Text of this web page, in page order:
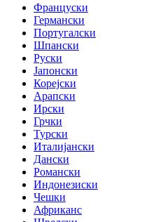
Француски
Германски
Португалски
Шпански
Руски
Јапонски
Корејски
Арапски
Ирски
Грчки
Турски
Италијански
Дански
Романски
Индонезиски
Чешки
Африканс